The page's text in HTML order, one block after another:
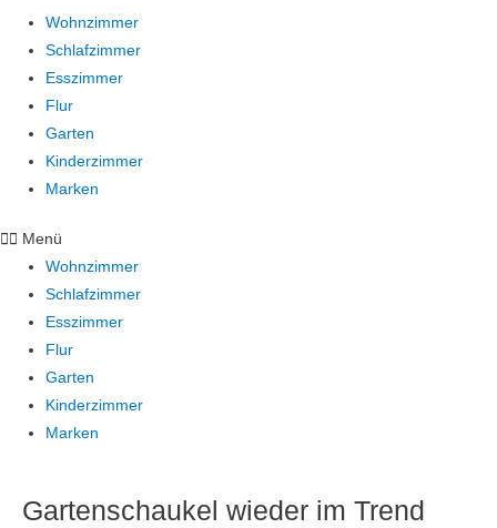
Wohnzimmer
Schlafzimmer
Esszimmer
Flur
Garten
Kinderzimmer
Marken
Menü
Wohnzimmer
Schlafzimmer
Esszimmer
Flur
Garten
Kinderzimmer
Marken
Gartenschaukel wieder im Trend